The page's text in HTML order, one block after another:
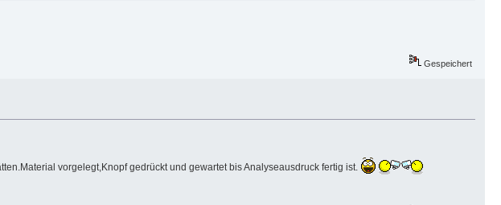
Gespeichert
vorgelegt,Knopf gedrückt und gewartet bis Analyseausdruck fertig ist.